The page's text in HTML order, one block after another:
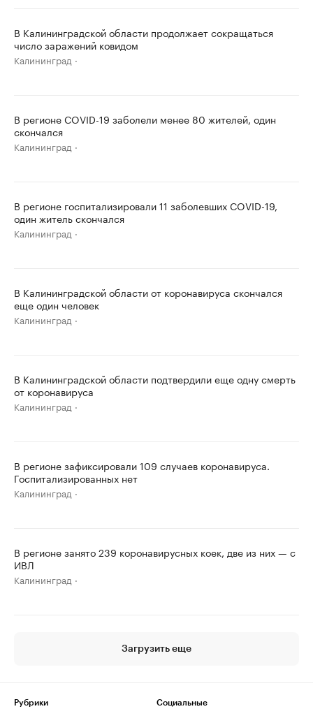
В Калининградской области продолжает сокращаться
число заражений ковидом
Калининград
В регионе COVID-19 заболели менее 80 жителей, один
скончался
Калининград
В регионе госпитализировали 11 заболевших COVID-19,
один житель скончался
Калининград
В Калининградской области от коронавируса скончался
еще один человек
Калининград
В Калининградской области подтвердили еще одну смерть
от коронавируса
Калининград
В регионе зафиксировали 109 случаев коронавируса.
Госпитализированных нет
Калининград
В регионе занято 239 коронавирусных коек, две из них — с
ИВЛ
Калининград
Загрузить еще
Рубрики
Социальные